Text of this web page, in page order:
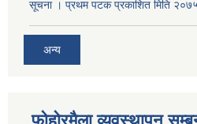
सूचना । प्रथम पटक प्रकाशित मिति
अन्य
फोहोरमैला व्यवस्थापन